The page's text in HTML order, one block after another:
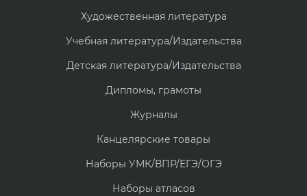
Художественная литература
Учебная литература/Издательства
Детская литература/Издательства
Дипломы, грамоты
Журналы
Канцелярские товары
Наборы УМК/ВПР/ЕГЭ/ОГЭ
Наборы атласов